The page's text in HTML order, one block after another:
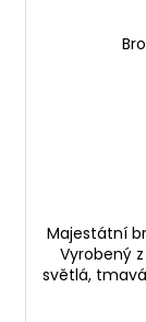
Majestátní
Vyrobený
světlá,